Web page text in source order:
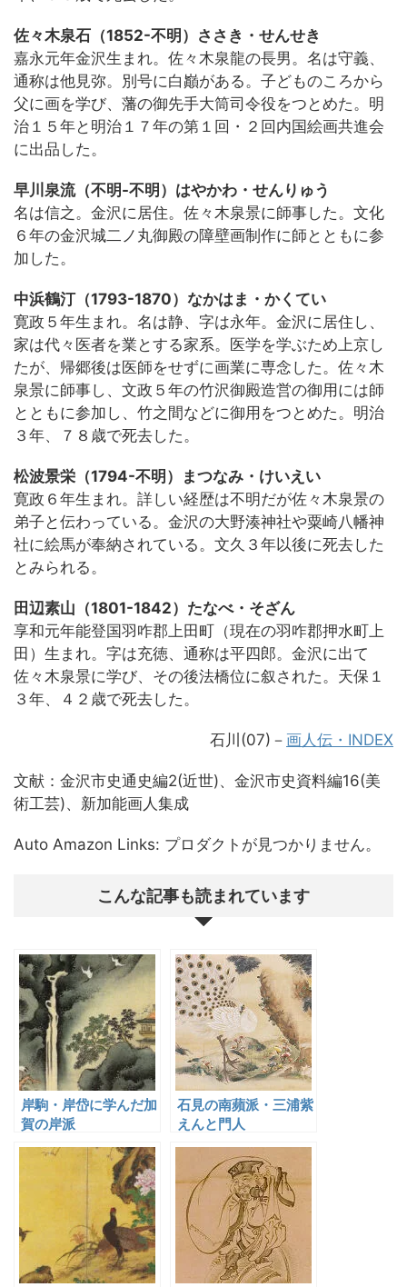
佐々木泉石（1852-不明）ささき・せんせき
嘉永元年金沢生まれ。佐々木泉龍の長男。名は守義、
通称は他見弥。別号に白巓がある。子どものころから
父に画を学び、藩の御先手大筒司令役をつとめた。明
治１５年と明治１７年の第１回・２回内国絵画共進会
に出品した。
早川泉流（不明-不明）はやかわ・せんりゅう
名は信之。金沢に居住。佐々木泉景に師事した。文化
６年の金沢城二ノ丸御殿の障壁画制作に師とともに参
加した。
中浜鶴汀（1793-1870）なかはま・かくてい
寛政５年生まれ。名は静、字は永年。金沢に居住し、
家は代々医者を業とする家系。医学を学ぶため上京し
たが、帰郷後は医師をせずに画業に専念した。佐々木
泉景に師事し、文政５年の竹沢御殿造営の御用には師
とともに参加し、竹之間などに御用をつとめた。明治
３年、７８歳で死去した。
松波景栄（1794-不明）まつなみ・けいえい
寛政６年生まれ。詳しい経歴は不明だが佐々木泉景の
弟子と伝わっている。金沢の大野湊神社や粟崎八幡神
社に絵馬が奉納されている。文久３年以後に死去した
とみられる。
田辺素山（1801-1842）たなべ・そざん
享和元年能登国羽咋郡上田町（現在の羽咋郡押水町上
田）生まれ。字は充徳、通称は平四郎。金沢に出て
佐々木泉景に学び、その後法橋位に叙された。天保１
３年、４２歳で死去した。
石川(07)－ 画人伝・INDEX
文献：金沢市史通史編2(近世)、金沢市史資料編16(美
術工芸)、新加能画人集成
Auto Amazon Links: プロダクトが見つかりません。
こんな記事も読まれています
岸駒・岸岱に学んだ加
賀の岸派
石見の南蘋派・三浦紫
えんと門人